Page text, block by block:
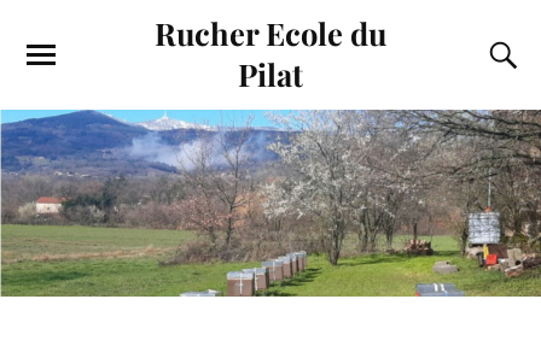
Rucher Ecole du
Pilat